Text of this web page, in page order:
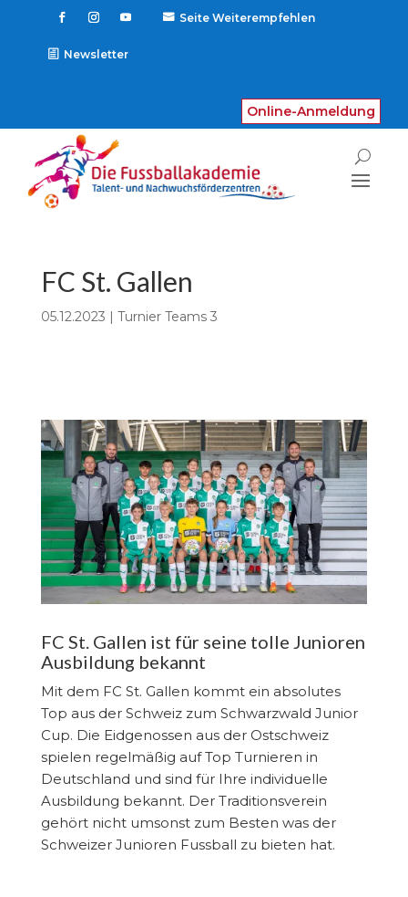
Seite Weiterempfehlen
Newsletter
Online-Anmeldung
FC St. Gallen
05.12.2023 | Turnier Teams 3
FC St. Gallen ist für seine tolle Junioren
Ausbildung bekannt
Mit dem FC St. Gallen kommt ein absolutes
Top aus der Schweiz zum Schwarzwald Junior
Cup. Die Eidgenossen aus der Ostschweiz
spielen regelmäßig auf Top Turnieren in
Deutschland und sind für Ihre individuelle
Ausbildung bekannt. Der Traditionsverein
gehört nicht umsonst zum Besten was der
Schweizer Junioren Fussball zu bieten hat.